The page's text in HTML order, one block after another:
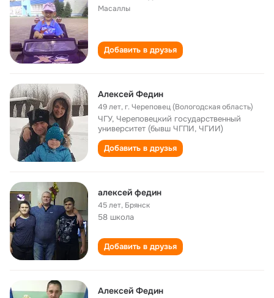
Масаллы
Добавить в друзья
Алексей Федин
49 лет,г. Череповец (Вологодская область)
ЧГУ, Череповецкий государственный
университет (бывш ЧГПИ, ЧГИИ)
Добавить в друзья
алексей федин
45 лет, Брянск
58 школа
Добавить в друзья
Алексей Федин